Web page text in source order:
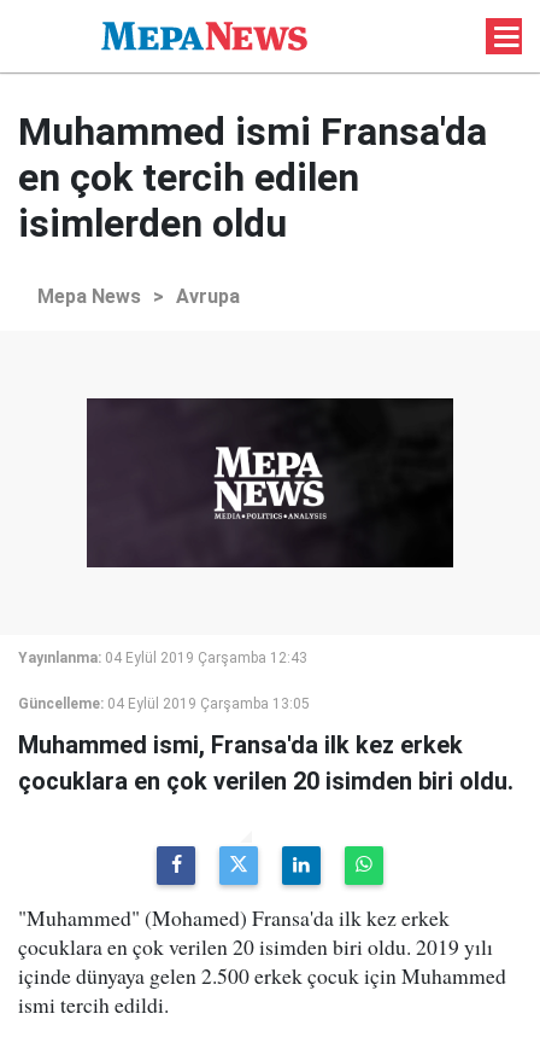
Muhammed ismi Fransa'da
en çok tercih edilen
isimlerden oldu
Mepa News > Avrupa
Yayınlanma: 04 Eylül 2019 Çarşamba 12:43
Güncelleme: 04 Eylül 2019 Çarşamba 13:05
Muhammed ismi, Fransa'da ilk kez erkek
çocuklara en çok verilen 20 isimden biri oldu.
"Muhammed" (Mohamed) Fransa'da ilk kez erkek
çocuklara en çok verilen 20 isimden biri oldu. 2019 yılı
içinde dünyaya gelen 2.500 erkek çocuk için Muhammed
ismi tercih edildi.